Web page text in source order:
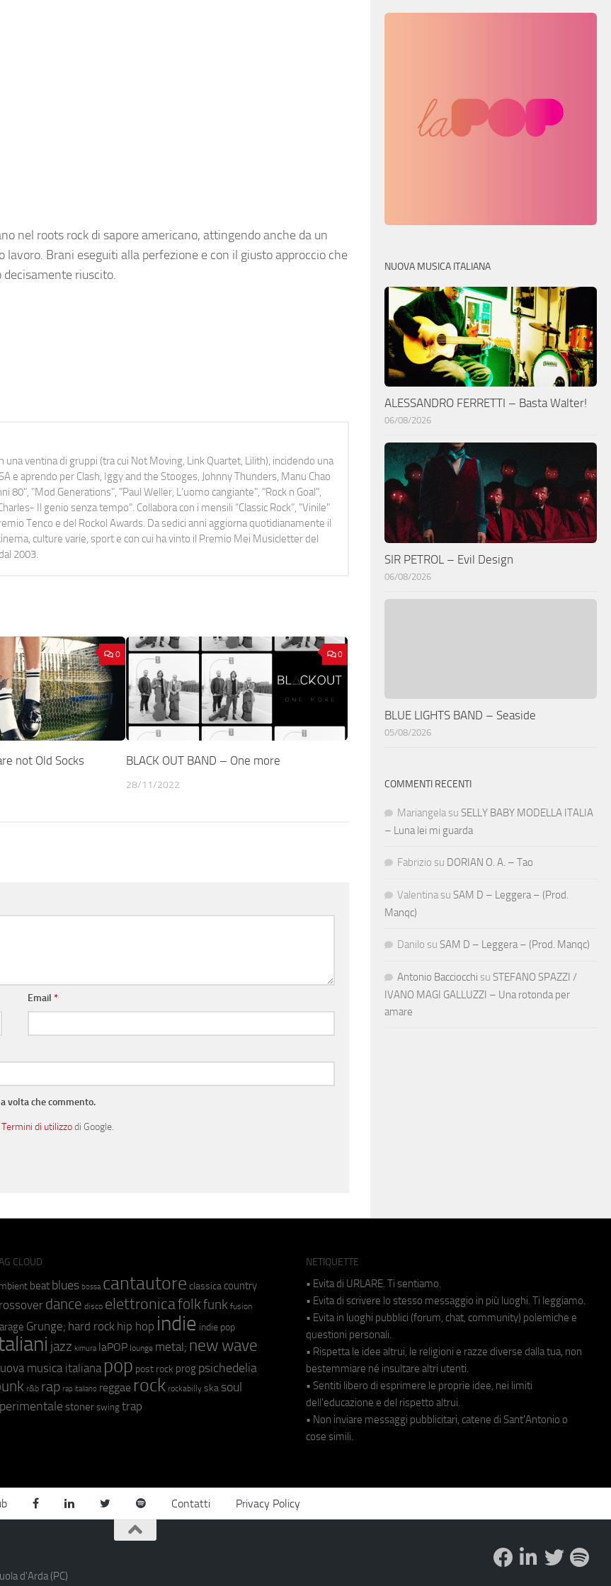
nel roots rock di sapore americano, attingendo anche da un
Brani eseguiti alla perfezione e con il giusto approccio che
riuscito.
ventina di gruppi (tra cui Not Moving, Link Quartet, Lilith), incidendo una
e aprendo per Clash, Iggy and the Stooges, Johnny Thunders, Manu Chao
80", "Mod Generations", "Paul Weller, L’uomo cangiante", "Rock n Goal",
Il genio senza tempo". Collabora con i mensili “Classic Rock”, "Vinile"
Tenco e del Rockol Awards. Da sedici anni aggiorna quotidianamente il
culture varie, sport e con cui ha vinto il Premio Mei Musicletter del
2003.
0
not Old Socks
0
BLACK OUT BAND – One more
28/11/2022
Email*
volta che commento.
Termini di utilizzodi Google.
NUOVA MUSICA ITALIANA
ALESSANDRO FERRETTI – Basta Walter!
06/08/2026
SIR PETROL – Evil Design
06/08/2026
BLUE LIGHTS BAND – Seaside
05/08/2026
COMMENTI RECENTI
Mariangela su SELLY BABY MODELLA ITALIA
– Luna lei mi guarda
Fabrizio su DORIAN O. A. – Tao
Valentina su SAM D – Leggera – (Prod.
Manqc)
Danilo su SAM D – Leggera – (Prod. Manqc)
Antonio Bacciocchi su STEFANO SPAZZI /
IVANO MAGI GALLUZZI – Una rotonda per
amare
CLOUD
beat blues bossa cantautore classica country
dance disco elettronicafolkfunk fusion
Grunge; hard rock hip hop indie indie pop
jazz kimura laPOP lounge metal; new wave
musica italiana pop post rock prog psichedelia
r&b rap rap italiano reggae rock rockabilly ska soul
stoner swing trap
NETIQUETTE
• Evita di URLARE. Ti sentiamo.
• Evita di scrivere lo stesso messaggio in più luoghi. Ti leggiamo.
• Evita in luoghi pubblici (forum, chat, community) polemiche e
questioni personali.
• Rispetta le idee altrui, le religioni e razze diverse dalla tua, non
bestemmiare né insultare altri utenti.
• Sentiti libero di esprimere le proprie idee, nei limiti
dell'educazione e del rispetto altrui.
• Non inviare messaggi pubblicitari, catene di Sant'Antonio o
cose simili.
Contatti Privacy Policy
d'Arda (PC)